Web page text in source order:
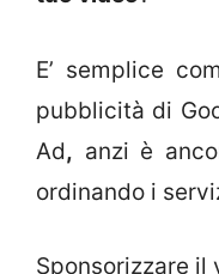
E’ semplice
pubblicità di
Ad, anzi è
ordinando i
Sponsorizzare il